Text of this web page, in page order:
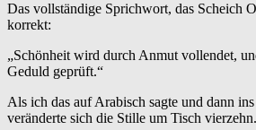
Das vollständige Sprichwort, das Scheich
korrekt:
„Schönheit wird durch Anmut vollendet,
Geduld geprüft.“
Als ich das auf Arabisch sagte und dann
veränderte sich die Stille um Tisch vierzehn.